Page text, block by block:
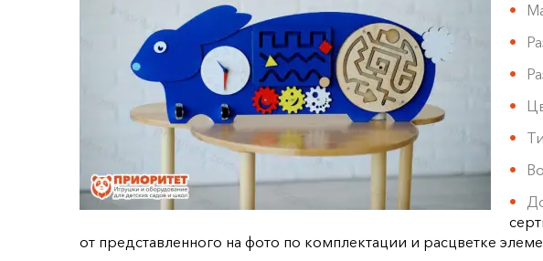
от представленного на фото по комплектации и расцветке